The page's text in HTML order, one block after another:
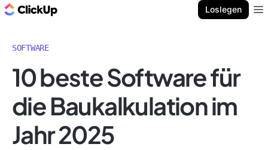
Loslegen
SOFTWARE
10 beste Software für
die Baukalkulation im
Jahr 2025